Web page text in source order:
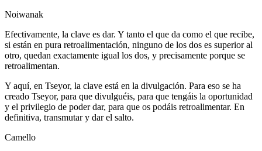
Noiwanak
Efectivamente, la clave es dar. Y tanto el que da como el que recibe,
si están en pura retroalimentación, ninguno de los dos es superior al
otro, quedan exactamente igual los dos, y precisamente porque se
retroalimentan.
Y aquí, en Tseyor, la clave está en la divulgación. Para eso se ha
creado Tseyor, para que divulguéis, para que tengáis la oportunidad
y el privilegio de poder dar, para que os podáis retroalimentar. En
definitiva, transmutar y dar el salto.
Camello